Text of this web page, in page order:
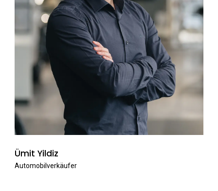
Ümit Yildiz
Automobilverkäufer